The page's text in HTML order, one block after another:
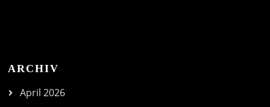
ARCHIV
April 2026